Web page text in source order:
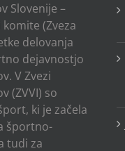
Slovenije –
(Zveza
delovanja
dejavnostjo
V Zvezi
(ZVVI) so
ki je začela
športno-
tudi za